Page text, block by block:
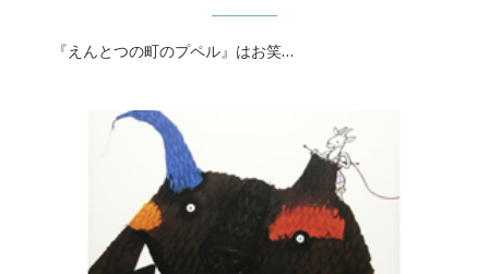
『えんとつの町のプペル』はお笑…